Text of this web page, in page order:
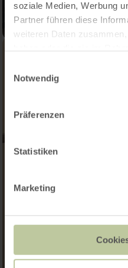
soziale Medien, Werbung
Partner führen diese
weiteren Daten
Notwendig
Präferenzen
Statistiken
Marketing